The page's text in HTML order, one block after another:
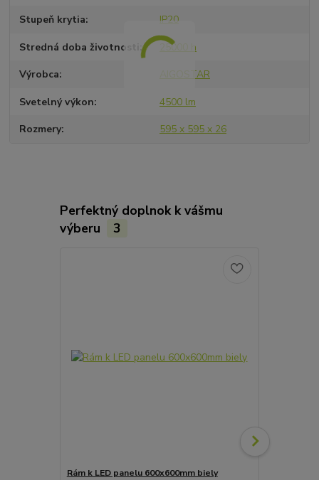
Stupeň krytia IP20
Stredná doba životnosti 25000 h
Výrobca AIGOSTAR
Svetelný výkon 4500 lm
Rozmery 595 x 595 x 26
Perfektný doplnok k vášmu
výberu
3
Rám k LED panelu 600x600mm biely